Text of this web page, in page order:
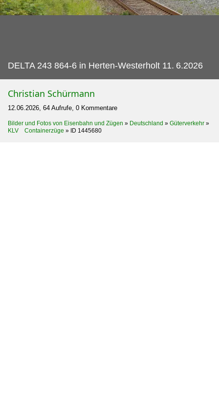
DELTA 243 864-6 in Herten-Westerholt 11. 6.2026
Christian Schürmann
12.06.2026, 64 Aufrufe, 0 Kommentare
Bilder und Fotos von Eisenbahn und Zügen » Deutschland » Güterverkehr »
KLV Containerzüge » ID 1445680